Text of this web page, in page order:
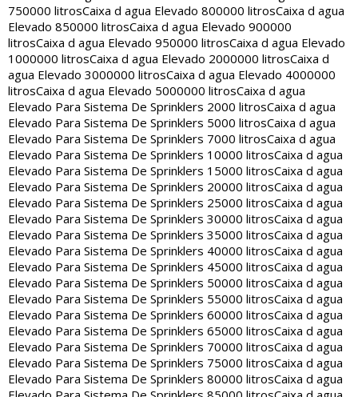
750000 litrosCaixa d agua Elevado 800000 litrosCaixa d agua
Elevado 850000 litrosCaixa d agua Elevado 900000
litrosCaixa d agua Elevado 950000 litrosCaixa d agua Elevado
1000000 litrosCaixa d agua Elevado 2000000 litrosCaixa d
agua Elevado 3000000 litrosCaixa d agua Elevado 4000000
litrosCaixa d agua Elevado 5000000 litrosCaixa d agua
Elevado Para Sistema De Sprinklers 2000 litrosCaixa d agua
Elevado Para Sistema De Sprinklers 5000 litrosCaixa d agua
Elevado Para Sistema De Sprinklers 7000 litrosCaixa d agua
Elevado Para Sistema De Sprinklers 10000 litrosCaixa d agua
Elevado Para Sistema De Sprinklers 15000 litrosCaixa d agua
Elevado Para Sistema De Sprinklers 20000 litrosCaixa d agua
Elevado Para Sistema De Sprinklers 25000 litrosCaixa d agua
Elevado Para Sistema De Sprinklers 30000 litrosCaixa d agua
Elevado Para Sistema De Sprinklers 35000 litrosCaixa d agua
Elevado Para Sistema De Sprinklers 40000 litrosCaixa d agua
Elevado Para Sistema De Sprinklers 45000 litrosCaixa d agua
Elevado Para Sistema De Sprinklers 50000 litrosCaixa d agua
Elevado Para Sistema De Sprinklers 55000 litrosCaixa d agua
Elevado Para Sistema De Sprinklers 60000 litrosCaixa d agua
Elevado Para Sistema De Sprinklers 65000 litrosCaixa d agua
Elevado Para Sistema De Sprinklers 70000 litrosCaixa d agua
Elevado Para Sistema De Sprinklers 75000 litrosCaixa d agua
Elevado Para Sistema De Sprinklers 80000 litrosCaixa d agua